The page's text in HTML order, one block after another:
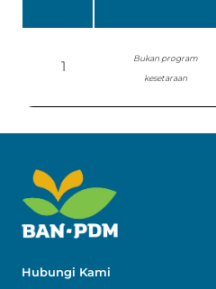
1
Bukan program
kesetaraan
Hubungi Kami